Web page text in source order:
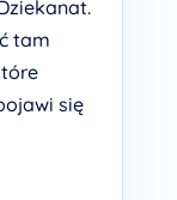
tam
się